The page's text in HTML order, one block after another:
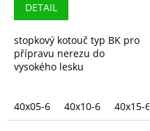
DETAIL
stopkový kotouč typ BK pro
přípravu nerezu do
vysokého lesku
40x05-6 40x10-6 40x15-6